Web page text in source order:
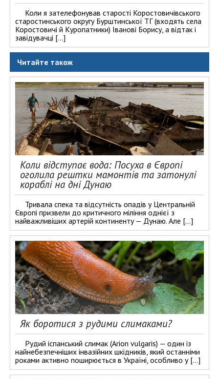
Коли я зателефонував старості Коростовичівського
старостинського округу Бурштинської ТГ (входять села
Коростовичі й Куропатники) Іванові Борису, а відтак і
завідувачці […]
Читайте також
Коли відступає вода: Посуха в Європі
оголила рештки мамонтів та затонулі
кораблі на дні Дунаю
Тривала спека та відсутність опадів у Центральній
Європі призвели до критичного міління однієї з
найважливіших артерій континенту — Дунаю. Але […]
Як боротися з рудими слимаками?
Рудий іспанський слимак (Arion vulgaris) — один із
найнебезпечніших інвазійних шкідників, який останніми
роками активно поширюється в Україні, особливо у […]